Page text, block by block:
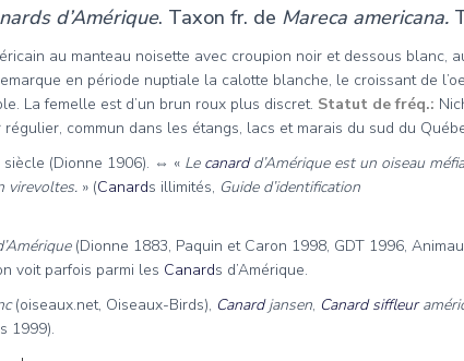
d’Amérique. Taxon fr. de Mareca americana.
au manteau noisette avec croupion noir et dessous blanc,
en période nuptiale la calotte blanche, le croissant de
La femelle est d’un brun roux plus discret. Statut de fréq.:
régulier, commun dans les étangs, lacs et marais du sud du
(Dionne 1906). ⇔ « Le canardd’Amérique est un oiseau
virevoltes.» (Canards illimités, Guide d’identification
(Dionne 1883, Paquin et Caron 1998, GDT 1996,
voit parfois parmi les Canards d’Amérique.
(oiseaux.net, Oiseaux-Birds), Canardjansen, Canard siffleur
1999).